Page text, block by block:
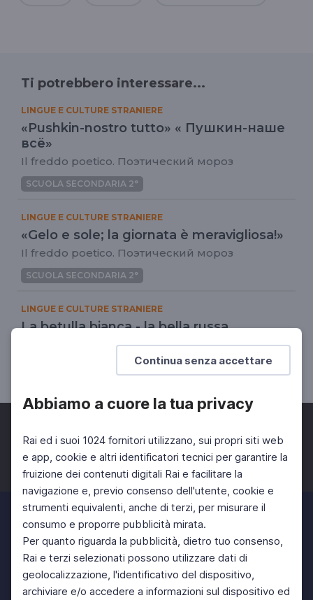
Continua senza accettare
Abbiamo a cuore la tua privacy
Rai ed i suoi 1024 fornitori utilizzano, sui propri siti web
e app, cookie e altri identificatori tecnici per garantire la
fruizione dei contenuti digitali Rai e facilitare la
navigazione e, previo consenso dell'utente, cookie e
strumenti equivalenti, anche di terzi, per misurare il
consumo e proporre pubblicità mirata.
Per quanto riguarda la pubblicità, dietro tuo consenso,
Rai e terzi selezionati possono utilizzare dati di
geolocalizzazione, l'identificativo del dispositivo,
archiviare e/o accedere a informazioni sul dispositivo ed
Ti potrebbero interessare...
LINGUE E CULTURE STRANIERE
«Pushkin-nostro tutto» « Пушкин-наше
всё»
Il freddo poetico. Поэтический мороз
SCUOLA SECONDARIA 2°
LINGUE E CULTURE STRANIERE
«Gelo e sole; la giornata è meravigliosa!»
Il freddo poetico. Поэтический мороз
SCUOLA SECONDARIA 2°
LINGUE E CULTURE STRANIERE
La betulla bianca - la bella russa
Il freddo poetico. Поэтический мороз
SCUOLA SECONDARIA 2°
Facebook Twitter Instagram